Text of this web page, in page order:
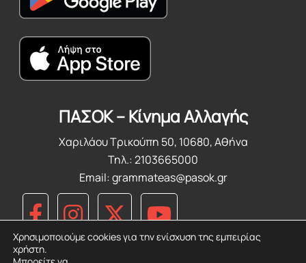
ΠΑΣΟΚ – Κίνημα Αλλαγής
Χαριλάου Τρικούπη 50, 10680, Αθήνα
Τηλ.: 2103665000
Email:grammateas@pasok.gr
Χρησιμοποιούμε cookies για την ενίσχυση της εμπειρίας
χρήστη.